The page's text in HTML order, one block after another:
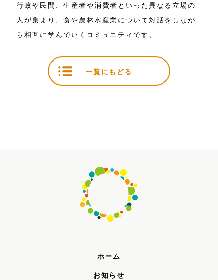
行政や民間、生産者や消費者といった異なる立場の
人が集まり、食や農林水産業について対話をしなが
ら相互に学んでいくコミュニティです。
一覧にもどる
ホーム
お知らせ